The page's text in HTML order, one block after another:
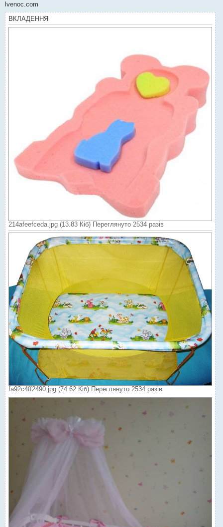
lvenoc.com
ВКЛАДЕННЯ
214afeefceda.jpg (13.83 Кіб) Переглянуто 2534 разів
fa92c4ff2490.jpg (74.62 Кіб) Переглянуто 2534 разів